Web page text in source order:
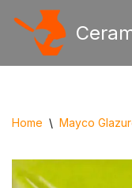
Home \ Mayco